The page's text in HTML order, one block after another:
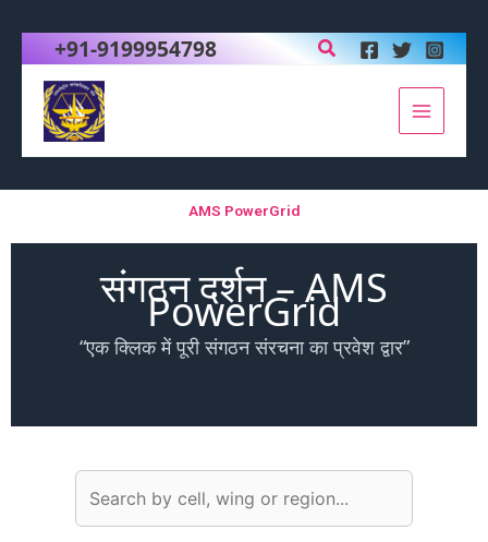
+91-9199954798 Search
AMS PowerGrid
संगठन दर्शन – AMS
PowerGrid
“एक क्लिक में पूरी संगठन संरचना का प्रवेश द्वार”